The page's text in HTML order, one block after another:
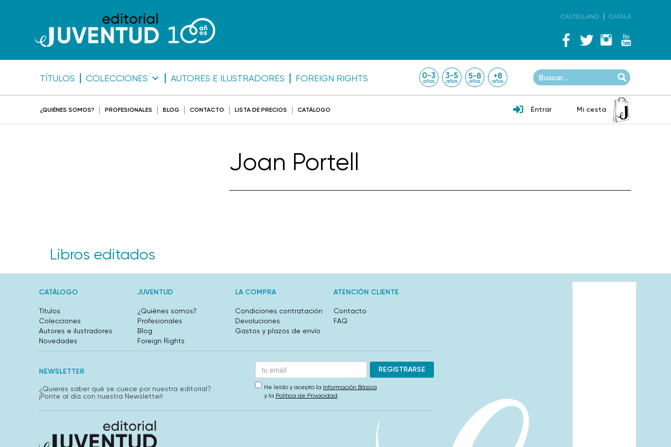
CASTELLANO CATALÀ
TÍTULOS COLECCIONES AUTORES E ILUSTRADORES FOREIGN RIGHTS
¿QUIÉNES SOMOS? PROFESIONALES BLOG CONTACTO LISTA DE PRECIOS CATÁLOGO Entrar Mi cesta
Joan Portell
Libros editados
CATÁLOGO
Títulos
Colecciones
Autores e ilustradores
Novedades
JUVENTUD
¿Quiénes somos?
Profesionales
Blog
Foreign Rights
LA COMPRA
Condiciones contratación
Devoluciones
Gastos y plazos de envío
ATENCIÓN CLIENTE
Contacto
FAQ
NEWSLETTER
¿Quieres saber qué se cuece por nuestra editorial?
¡Ponte al día con nuestra Newsletter!
He leído y acepto la Información Básica
y la Política de Privacidad.